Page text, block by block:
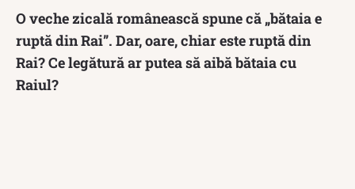
O veche zicală românească spune că „bătaia e
ruptă din Rai”. Dar, oare, chiar este ruptă din
Rai? Ce legătură ar putea să aibă bătaia cu
Raiul?